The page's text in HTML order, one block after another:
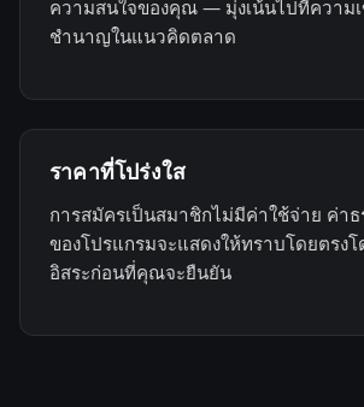
ความสนใจของคุณ — มุ่งเน้นไปที่ความ
ชำนาญในแนวคิดตลาด
ราคาที่โปร่งใส
การสมัครเป็นสมาชิกไม่มีค่าใช้จ่าย ค่าธ
ของโปรแกรมจะแสดงให้ทราบโดยตรง
อิสระก่อนที่คุณจะยืนยัน